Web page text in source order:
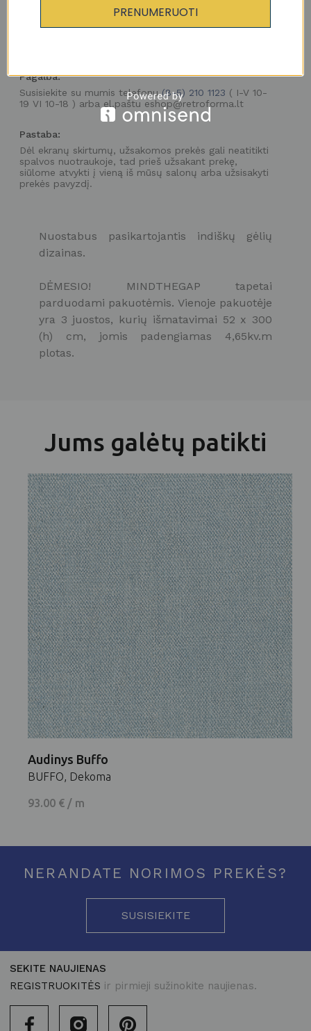
Nuostabus pasikartojantis indiškų gėlių
dizainas.
DĖMESIO! MINDTHEGAP tapetai
parduodami pakuotėmis. Vienoje pakuotėje
yra 3 juostos, kurių išmatavimai 52 x 300
(h) cm, jomis padengiamas 4,65kv.m
plotas.
Pagalba:
Susisiekite su mumis telefonu(8-5) 210 1123 ( I-V 10-
19 VI 10-18 ) arba el.paštu eshop@retroforma.lt
Pastaba:
Dėl ekranų skirtumų, užsakomos prekės gali neatitikti
spalvos nuotraukoje, tad prieš užsakant prekę,
siūlome atvykti į vieną iš mūsų salonų arba užsisakyti
prekės pavyzdį.
Jums galėtų patikti
Audinys Buffo
BUFFO, Dekoma
93.00 € / m
NERANDATE NORIMOS PREKĖS?
SUSISIEKITE
SEKITE NAUJIENAS
REGISTRUOKITĖS ir pirmieji sužinokite naujienas.
PRENUMERUOTI